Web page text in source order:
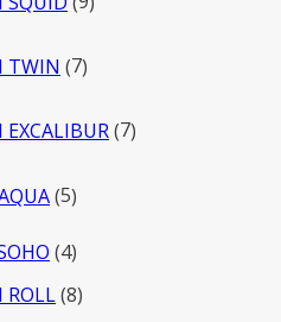
TWIN 77
77
55
44
товара
ROLL 88